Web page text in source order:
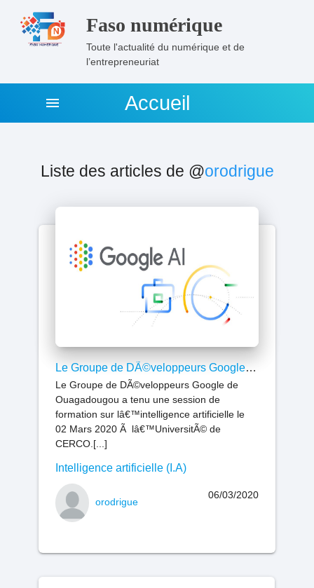
Faso numérique
Toute l'actualité du numérique et de
l’entrepreneuriat
Accueil
menu
Liste des articles de @orodrigue
Le Groupe de DÃ©veloppeurs Google de Ouagadougou au coeur de la formation en Intelligence Artificielle au Burkina
Le Groupe de DÃ©veloppeurs Google de
Ouagadougou a tenu une session de
formation sur lâ€™intelligence artificielle le
02 Mars 2020 Ã lâ€™UniversitÃ© de
CERCO.[...]
Intelligence artificielle (I.A)
orodrigue
06/03/2020